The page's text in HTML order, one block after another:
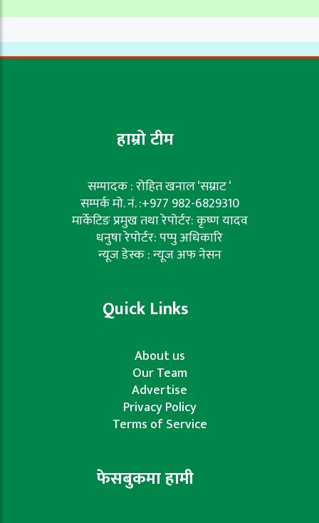
हाम्रो टीम
सम्पादक : रोहित खनाल ‘सम्राट ‘
सम्पर्क मो. नं. :+977 982-6829310
मार्केटिङ प्रमुख तथा रेपोर्टर: कृष्ण यादव
धनुषा रेपोर्टर: पप्पु अधिकारि
न्यूज डेस्क : न्यूज अफ नेसन
Quick Links
About us
Our Team
Advertise
Privacy Policy
Terms of Service
फेसबुकमा हामी